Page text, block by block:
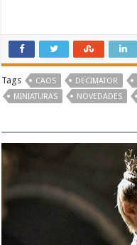
Tags CAOS DECIMATOR
MINIATURAS
NOVEDADES